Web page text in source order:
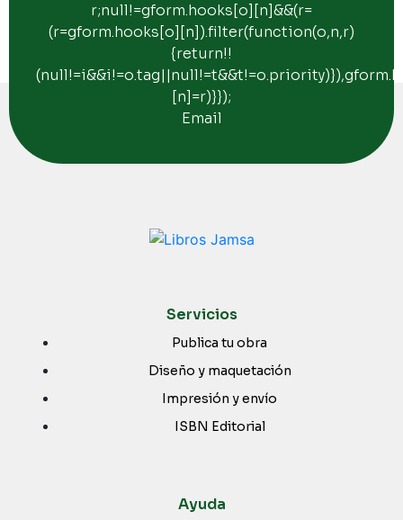
r;null!=gform.hooks[o][n]&&(r=
(r=gform.hooks[o][n]).filter(function(o,n,r)
{return!!
[n]=r)}});
Email
Servicios
Publica tu obra
Diseño y maquetación
Impresión y envío
ISBN Editorial
Ayuda